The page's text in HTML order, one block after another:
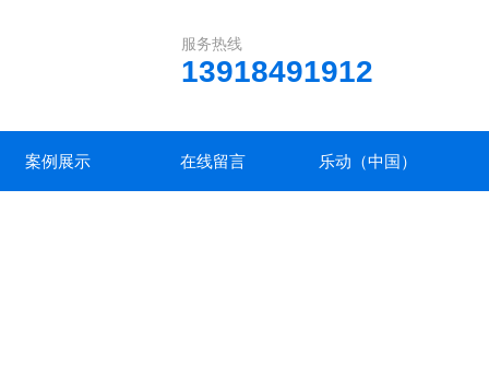
服务热线
13918491912
案例展示 在线留言 乐动（中国）